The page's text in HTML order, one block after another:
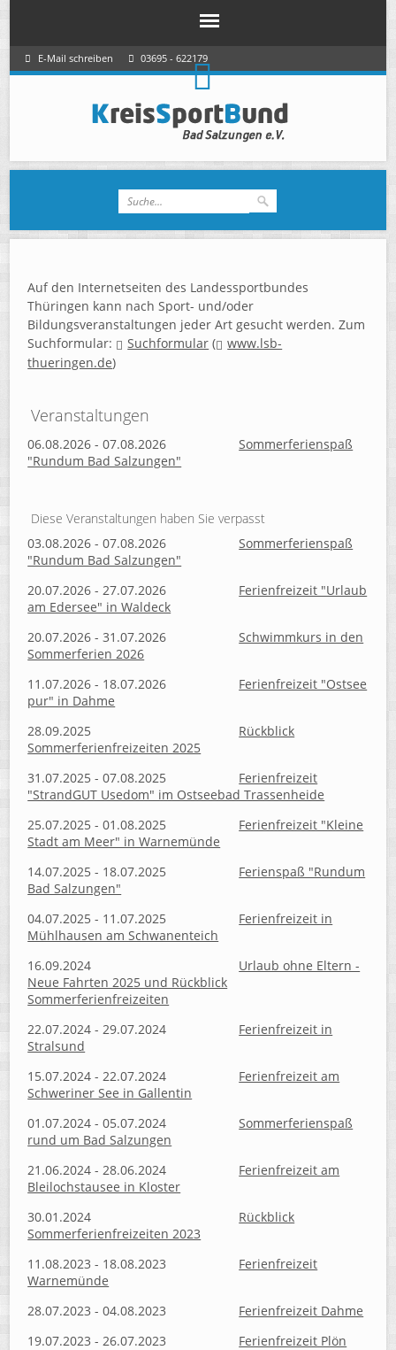
E-Mail schreiben 03695 - 622179
Auf den Internetseiten des Landessportbundes
Thüringen kann nach Sport- und/oder
Bildungsveranstaltungen jeder Art gesucht werden. Zum
Suchformular:
Suchformular (
www.lsb-
thueringen.de)
Veranstaltungen
06.08.2026 - 07.08.2026
Sommerferienspaß
"Rundum Bad Salzungen"
Diese Veranstaltungen haben Sie verpasst
03.08.2026 - 07.08.2026
Sommerferienspaß
"Rundum Bad Salzungen"
20.07.2026 - 27.07.2026
Ferienfreizeit "Urlaub
am Edersee" in Waldeck
20.07.2026 - 31.07.2026
Schwimmkurs in den
Sommerferien 2026
11.07.2026 - 18.07.2026
Ferienfreizeit "Ostsee
pur" in Dahme
28.09.2025
Rückblick
Sommerferienfreizeiten 2025
31.07.2025 - 07.08.2025
Ferienfreizeit
"StrandGUT Usedom" im Ostseebad Trassenheide
25.07.2025 - 01.08.2025
Ferienfreizeit "Kleine
Stadt am Meer" in Warnemünde
14.07.2025 - 18.07.2025
Ferienspaß "Rundum
Bad Salzungen"
04.07.2025 - 11.07.2025
Ferienfreizeit in
Mühlhausen am Schwanenteich
16.09.2024
Urlaub ohne Eltern -
Neue Fahrten 2025 und Rückblick
Sommerferienfreizeiten
22.07.2024 - 29.07.2024
Ferienfreizeit in
Stralsund
15.07.2024 - 22.07.2024
Ferienfreizeit am
Schweriner See in Gallentin
01.07.2024 - 05.07.2024
Sommerferienspaß
rund um Bad Salzungen
21.06.2024 - 28.06.2024
Ferienfreizeit am
Bleilochstausee in Kloster
30.01.2024
Rückblick
Sommerferienfreizeiten 2023
11.08.2023 - 18.08.2023
Ferienfreizeit
Warnemünde
28.07.2023 - 04.08.2023
Ferienfreizeit Dahme
19.07.2023 - 26.07.2023
Ferienfreizeit Plön